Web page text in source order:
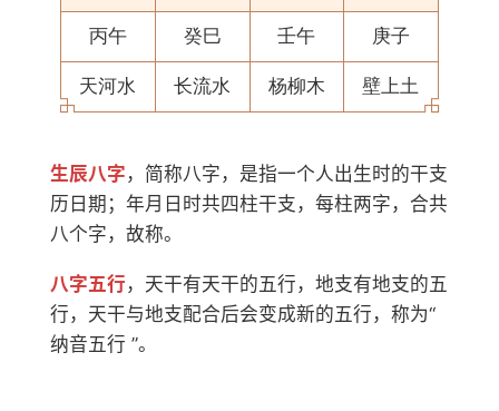
丙午 癸巳 壬午 庚子
天河水 长流水 杨柳木 壁上土
生辰八字 ，简称八字，是指一个人出生时的干支
历日期；年月日时共四柱干支，每柱两字，合共
八个字，故称。
八字五行 ，天干有天干的五行，地支有地支的五
行，天干与地支配合后会变成新的五行，称为“
纳音五行 ”。